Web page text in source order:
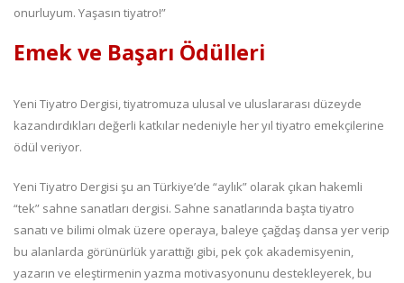
onurluyum. Yaşasın tiyatro!”
Emek ve Başarı Ödülleri
Yeni Tiyatro Dergisi, tiyatromuza ulusal ve uluslararası düzeyde
kazandırdıkları değerli katkılar nedeniyle her yıl tiyatro emekçilerine
ödül veriyor.
Yeni Tiyatro Dergisi şu an Türkiye’de “aylık” olarak çıkan hakemli
“tek” sahne sanatları dergisi. Sahne sanatlarında başta tiyatro
sanatı ve bilimi olmak üzere operaya, baleye çağdaş dansa yer verip
bu alanlarda görünürlük yarattığı gibi, pek çok akademisyenin,
yazarın ve eleştirmenin yazma motivasyonunu destekleyerek, bu